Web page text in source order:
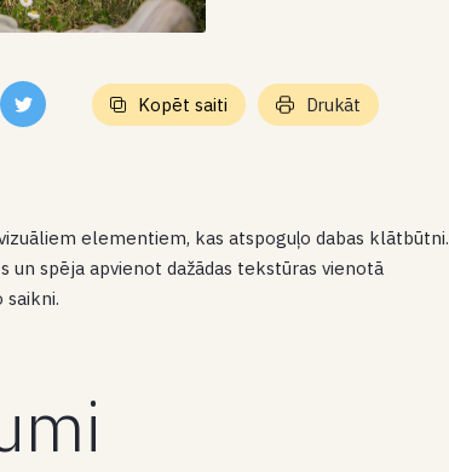
Kopēt saiti Drukāt
elementiem, kas atspoguļo dabas klātbūtni.
spēja apvienot dažādas tekstūras vienotā
saikni.